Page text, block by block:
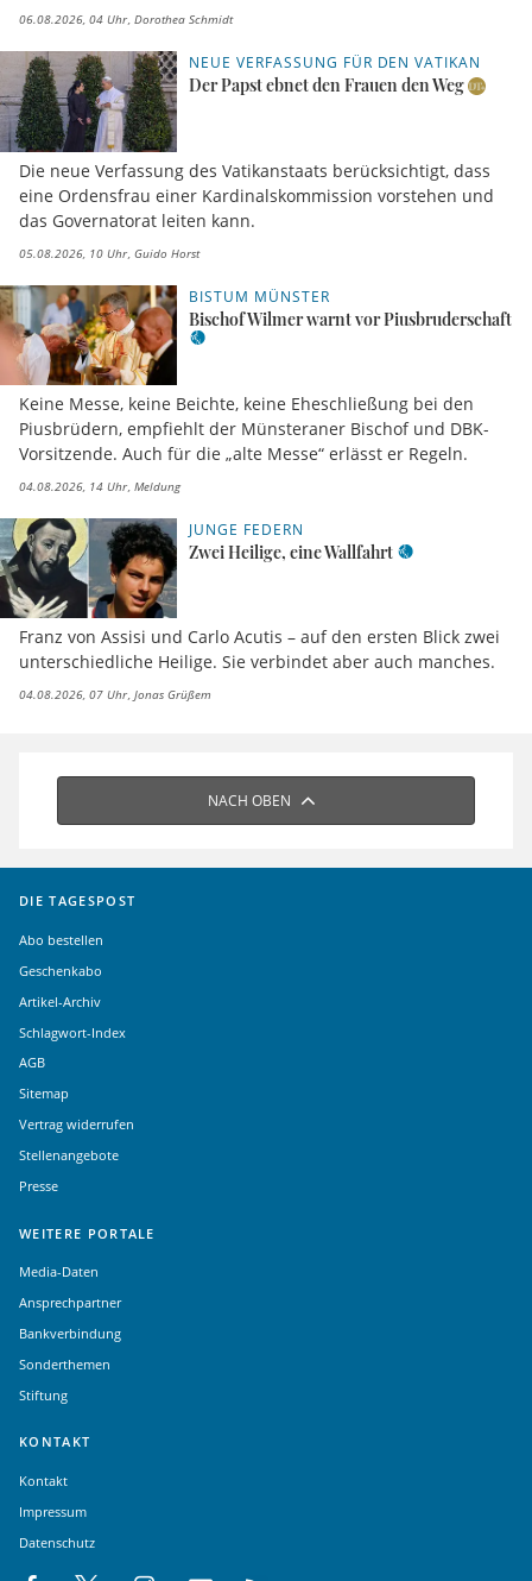
06.08.2026, 04 Uhr Dorothea Schmidt
NEUE VERFASSUNG FÜR DEN VATIKAN
Der Papst ebnet den Frauen den Weg
Die neue Verfassung des Vatikanstaats berücksichtigt, dass
eine Ordensfrau einer Kardinalskommission vorstehen und
das Governatorat leiten kann.
05.08.2026, 10 Uhr Guido Horst
BISTUM MÜNSTER
Bischof Wilmer warnt vor Piusbruderschaft
Keine Messe, keine Beichte, keine Eheschließung bei den
Piusbrüdern, empfiehlt der Münsteraner Bischof und DBK-
Vorsitzende. Auch für die „alte Messe“ erlässt er Regeln.
04.08.2026, 14 Uhr Meldung
JUNGE FEDERN
Zwei Heilige, eine Wallfahrt
Franz von Assisi und Carlo Acutis – auf den ersten Blick zwei
unterschiedliche Heilige. Sie verbindet aber auch manches.
04.08.2026, 07 Uhr Jonas Grüßem
NACH OBEN
DIE TAGESPOST
Abo bestellen
Geschenkabo
Artikel-Archiv
Schlagwort-Index
AGB
Sitemap
Vertrag widerrufen
Stellenangebote
Presse
WEITERE PORTALE
Media-Daten
Ansprechpartner
Bankverbindung
Sonderthemen
Stiftung
KONTAKT
Kontakt
Impressum
Datenschutz